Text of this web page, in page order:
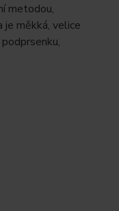
metodou,
měkká, velice